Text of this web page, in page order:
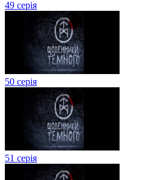
49 серія
50 серія
51 серія